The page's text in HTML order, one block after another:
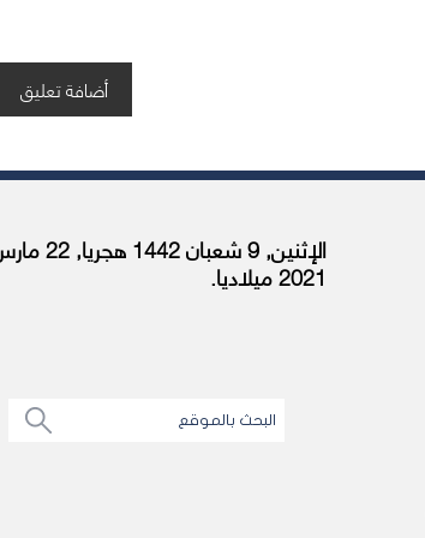
الإثنين, 9 شعبان 1442
2021 ميلاديا.